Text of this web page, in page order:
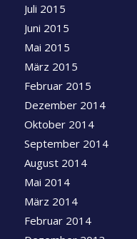
Juli 2015
Juni 2015
Mai 2015
März 2015
Februar 2015
Dezember 2014
Oktober 2014
September 2014
August 2014
Mai 2014
März 2014
Februar 2014